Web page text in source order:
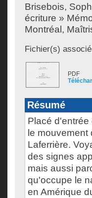
Brisebois,
écriture »
Montréal,
Fichier(s)
PDF
Résumé
Placé
le
Laferrière.
des signes
mais aussi
qu'occupe le
en Amérique